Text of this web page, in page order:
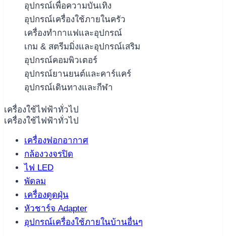
อุปกรณ์เพื่อความบันเทิง
อุปกรณ์เครื่องใช้ภายในครัว
เครื่องทำกาแฟและอุปกรณ์
เกม & สตรีมมิ่งและอุปกรณ์เสริม
อุปกรณ์คอมพิวเตอร์
อุปกรณ์ยานยนต์และคาร์แคร์
อุปกรณ์เดินทางและกีฬา
เครื่องใช้ไฟฟ้าทั่วไป
เครื่องใช้ไฟฟ้าทั่วไป
เครื่องฟอกอากาศ
กล้องวงจรปิด
ไฟ LED
พัดลม
เครื่องดูดฝุ่น
หัวชาร์จ Adapter
อุปกรณ์เครื่องใช้ภายในบ้านอื่นๆ